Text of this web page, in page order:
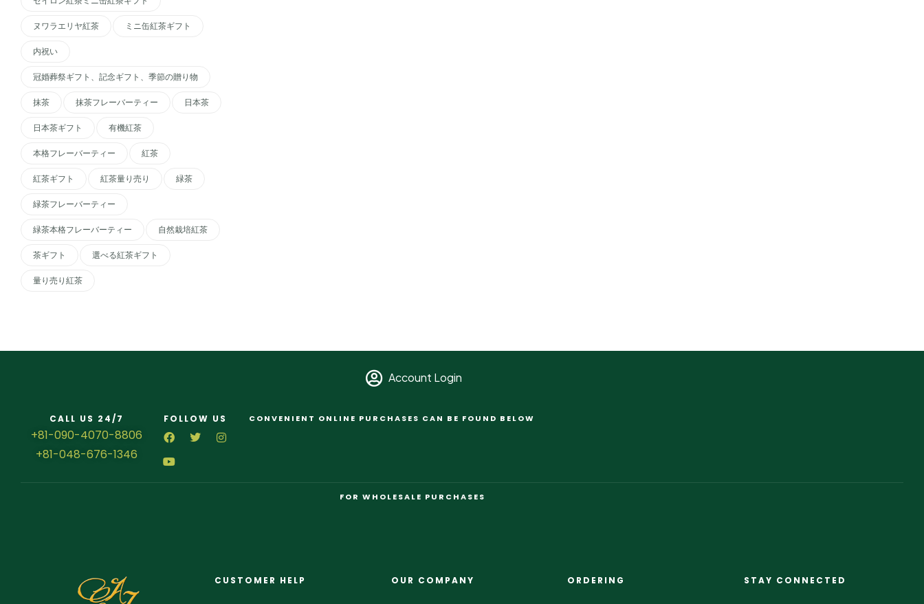
ヌワラエリヤ紅茶 ミニ缶紅茶ギフト
内祝い
冠婚葬祭ギフト、記念ギフト、季節の贈り物
抹茶 抹茶フレーバーティー 日本茶
日本茶ギフト 有機紅茶
本格フレーバーティー 紅茶
紅茶ギフト 紅茶量り売り 緑茶
緑茶フレーバーティー
緑茶本格フレーバーティー 自然栽培紅茶
茶ギフト 選べる紅茶ギフト
量り売り紅茶
Account Login
CALL US 24/7
+81-090-4070-8806
+81-048-676-1346
FOLLOW US CONVENIENT ONLINE PURCHASES CAN BE FOUND BELOW
FOR WHOLESALE PURCHASES
CUSTOMER HELP OUR COMPANY ORDERING STAY CONNECTED